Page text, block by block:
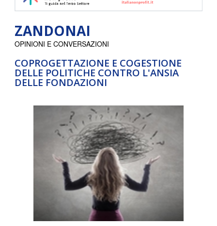
ZANDONAI
COPROGETTAZIONE E COGESTIONE
DELLE POLITICHE CONTRO L'ANSIA
DELLE FONDAZIONI
OPINIONI E CONVERSAZIONI